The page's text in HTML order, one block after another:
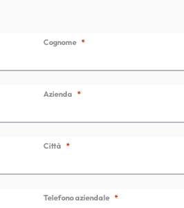
Cognome
Azienda
Città
Telefono aziendale